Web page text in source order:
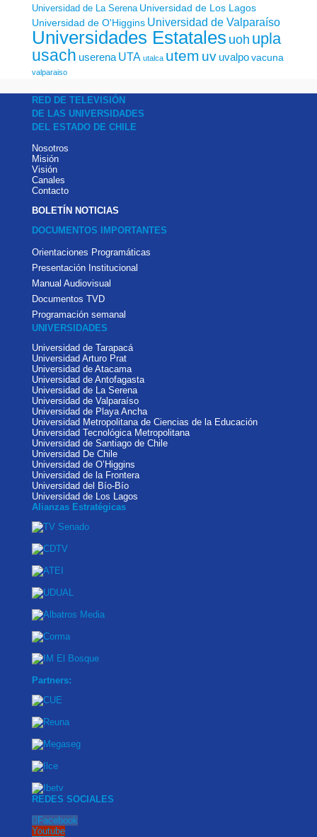
Universidad de La Serena Universidad de Los Lagos
Universidad de O'Higgins Universidad de Valparaíso
Universidades Estatales uoh upla
usach userena UTA utalca utem uv uvalpo vacuna
valparaiso
RED DE TELEVISIÓN
DE LAS UNIVERSIDADES
DEL ESTADO DE CHILE
Nosotros
Misión
Visión
Canales
Contacto
BOLETÍN NOTICIAS
DOCUMENTOS IMPORTANTES
Orientaciones Programáticas
Presentación Institucional
Manual Audiovisual
Documentos TVD
Programación semanal
UNIVERSIDADES
Universidad de Tarapacá
Universidad Arturo Prat
Universidad de Atacama
Universidad de Antofagasta
Universidad de La Serena
Universidad de Valparaíso
Universidad de Playa Ancha
Universidad Metropolitana de Ciencias de la Educación
Universidad Tecnológica Metropolitana
Universidad de Santiago de Chile
Universidad De Chile
Universidad de O’Higgins
Universidad de la Frontera
Universidad del Bío-Bío
Universidad de Los Lagos
Alianzas Estratégicas
Partners:
REDES SOCIALES
Facebook
Youtube